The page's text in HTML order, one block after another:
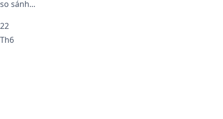
so sánh...
22
Th6